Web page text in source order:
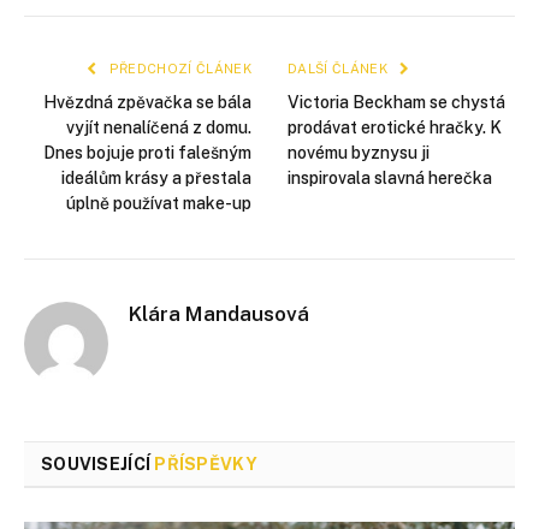
PŘEDCHOZÍ ČLÁNEK
Hvězdná zpěvačka se bála
vyjít nenalíčená z domu.
Dnes bojuje proti falešným
ideálům krásy a přestala
úplně používat make-up
DALŠÍ ČLÁNEK
Victoria Beckham se chystá
prodávat erotické hračky. K
novému byznysu ji
inspirovala slavná herečka
Klára Mandausová
SOUVISEJÍCÍ PŘÍSPĚVKY